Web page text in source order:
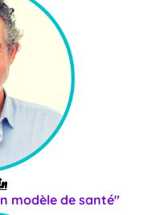
modèle de santé"